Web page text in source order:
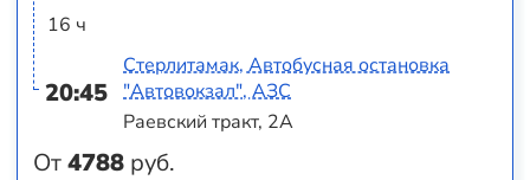
16 ч
20:45
От4788 руб.
Стерлитамак, Автобусная остановка
"Автовокзал", АЗС
Раевский тракт, 2А